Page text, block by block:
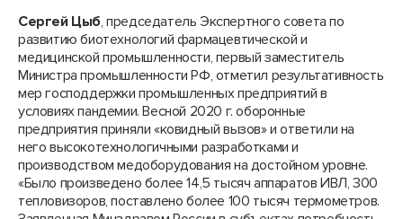
Сергей Цыб, председатель Экспертного совета по
развитию биотехнологий фармацевтической и
медицинской промышленности, первый заместитель
Министра промышленности РФ, отметил результативность
мер господдержки промышленных предприятий в
условиях пандемии. Весной 2020 г. оборонные
предприятия приняли «ковидный вызов» и ответили на
него высокотехнологичными разработками и
производством медоборудования на достойном уровне.
«Было произведено более 14,5 тысяч аппаратов ИВЛ, 300
тепловизоров, поставлено более 100 тысяч термометров.